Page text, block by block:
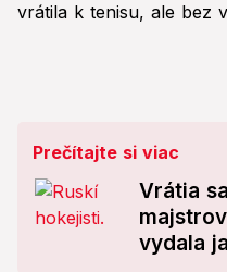
vrátila k tenisu, ale bez
Prečítajte si viac
Vrátia
vydala